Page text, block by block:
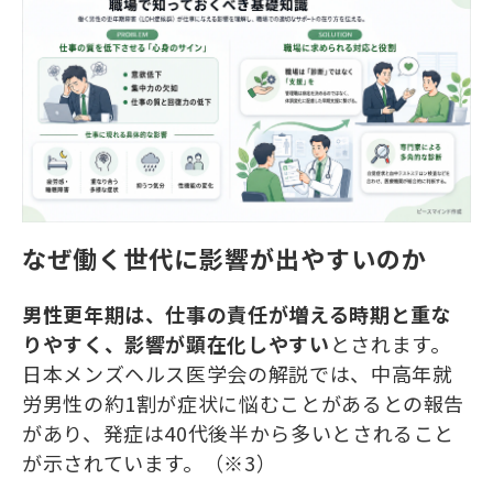
なぜ働く世代に影響が出やすいのか
男性更年期は、仕事の責任が増える時期と重な
りやすく、影響が顕在化しやすいとされます。
日本メンズヘルス医学会の解説では、中高年就
労男性の約1割が症状に悩むことがあるとの報告
があり、発症は40代後半から多いとされること
が示されています。（※3）